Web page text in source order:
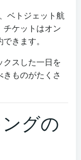
ベトジェット航
チケットはオン
きます。
クスした一日を
ものがたくさ
グの